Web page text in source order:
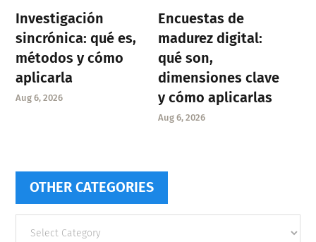
Investigación
sincrónica: qué es,
métodos y cómo
aplicarla
Aug 6, 2026
Encuestas de
madurez digital:
qué son,
dimensiones clave
y cómo aplicarlas
Aug 6, 2026
OTHER CATEGORIES
categories